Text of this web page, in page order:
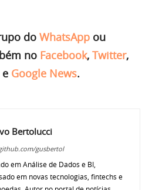
do WhatsApp ou
no Facebook, Twitter,
e Google News.
Bertolucci
gusbertol
em Análise de Dados e BI,
em novas tecnologias, fintechs e